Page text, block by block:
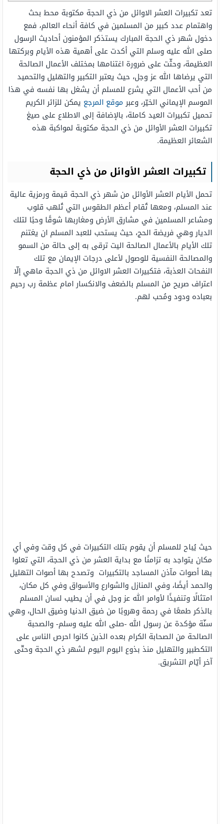
تعد تكبيرات العشر الاوائل من ذي الحجة مكتوبة محط بحث
واهتمام عدد كبير من المسلمين في كافة أنحاء العالم، فمع
دخول شهر ذي الحجة المبارك يستذكر المؤمنون أحاديث الرسول
صلى الله عليه وسلم التي أكدت على أهمية هذه الأيام وبركتها
العظيمة، وحثّت على ضرورة اغتنامها بمختلف الأعمال الصالحة
التي يرضاها الله عز وجل، حيث يعتبر التكبير والتهليل والتحميد
من أحب الأعمال التي يشرع للمسلم أن يشغل بها نفسه في هذا
الموسم الإيماني الخيّر، وعبرموقع المرجع يمكن للزائر الكريم
تحميل تكبيرات العيد كاملة، بالإضافة إلى الاطلاع على صيغ
تكبيرات العشر الأوائل من ذي الحجة مكتوبة لمواكبة هذه
الشعائر العظيمة.
تكبيرات العشر الأوائل من ذي الحجة
تحمل الأيام العشر الأوائل من شهر ذي الحجة قيمة ورمزية عالية
عند المسلم، ومعها تُقام أعظم الطقوس التي تُلهب قلوب
ومشاعر المسلمين في مشارق الأرض ومغاربها شوقًا وحبًا لتلك
الديار وهي فريضة الحج، حيث يستحب للعبد المسلم ان يغتنم
تلك الأيام بالأعمال الصالحة اليت ترقى به إلى حالة من السمو
والمصالحة النفسية للوصول لأعلى درجات الإيمان مع تلك
النفحات العذبة، فتكبيرات العشر الاوائل من ذي الحجة ماهي إلّا
اعتراف صريح من المسلم بالضعف والانكسار امام عظمة رب رحيم
بعباده ودود ومُحب لهم.
حيث يُباح للمسلم أن يقوم بتلك التكبيرات في كل وقت وفي أي
مكان يتواجد به تزامنًا مع بداية العشر من ذي الحجة، التي تعلوا
بها أصوات مآذن المساجد بالتكبيرات وتصدح بها أصوات التهليل
والحمد أيضًا، وفي المنازل والشوارع والأسواق وفي كل مكان،
امتثالًا وتنفيذًا لأوامر الله عز وجل في أن يطيب لسان المسلم
بالذكر طمعًا في رحمة وهروبًا من ضيق الدنيا وضيق الحال، وهي
سنّة مؤكدة عن رسول الله -صلى الله عليه وسلم- والصحبة
الصالحة من الصحابة الكرام بعده الذين كانوا احرص الناس على
التكطبير والتهليل منذ بذوع اليوم اليوم لشهر ذي الحجة وحتّى
آخر أيّام التشريق.